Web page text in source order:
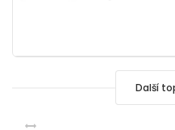
Další